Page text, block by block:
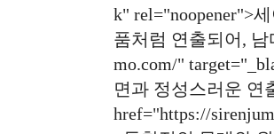
k" rel="noopener">
품처럼 연출되어,
mo.com/"
면과 정성스러운 연
href="https://